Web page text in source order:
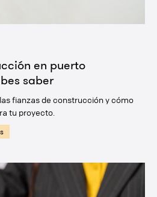
en puerto
saber
fianzas de construcción y cómo
tu proyecto.